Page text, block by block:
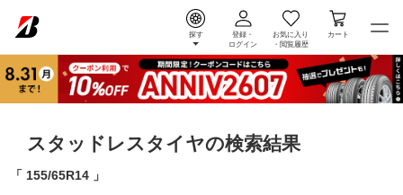
探す
登録・
ログイン
お気に入り
・ 閲覧履歴
カート
スタッドレスタイヤの検索結果
155/65R14